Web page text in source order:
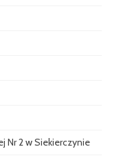
Nr 2 w Siekierczynie